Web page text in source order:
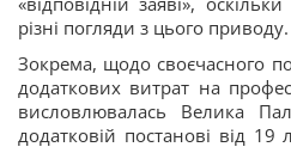
різні погляди з цього приводу.
Зокрема, щодо своєчасного
додаткових витрат на
висловлювалась Велика
додатковій постанові від